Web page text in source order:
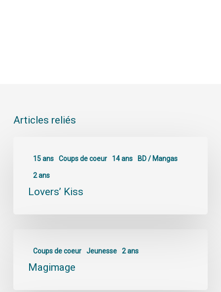
Articles reliés
15 ans Coups de coeur 14 ans BD / Mangas
2 ans
Lovers’ Kiss
Coups de coeur Jeunesse 2 ans
Magimage